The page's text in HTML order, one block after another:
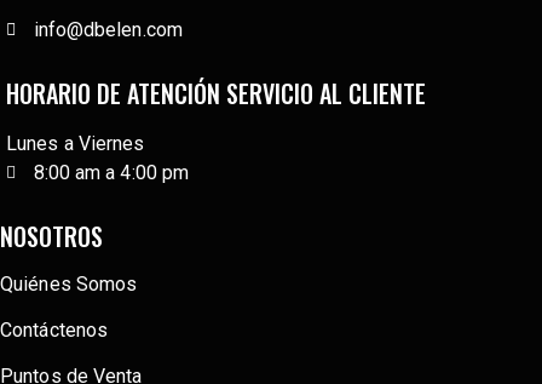
info@dbelen.com
HORARIO DE ATENCIÓN SERVICIO AL CLIENTE
Lunes a Viernes
8:00 am a 4:00 pm
NOSOTROS
Quiénes Somos
Contáctenos
Puntos de Venta